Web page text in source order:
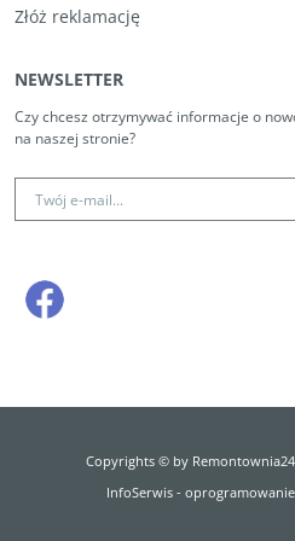
Złóż reklamację
NEWSLETTER
Czy chcesz otrzymywać informacje o
na naszej stronie?
Copyrights © by
InfoSerwis-